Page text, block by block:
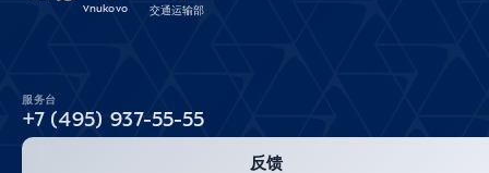
Vnukovo 交通运输部
服务台
+7 (495) 937-55-55
反馈